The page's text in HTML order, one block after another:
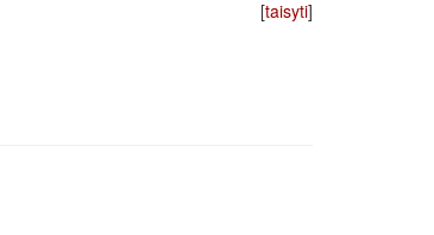
[taisyti]